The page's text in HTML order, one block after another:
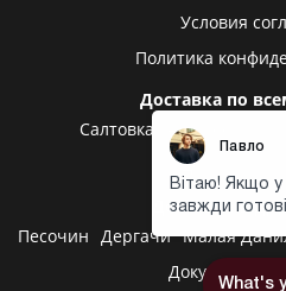
Условия
Политика
Доставка по
Салтовка
Алексеевка
Доставка в
Песочин Дергачи Малая
Докучаевское